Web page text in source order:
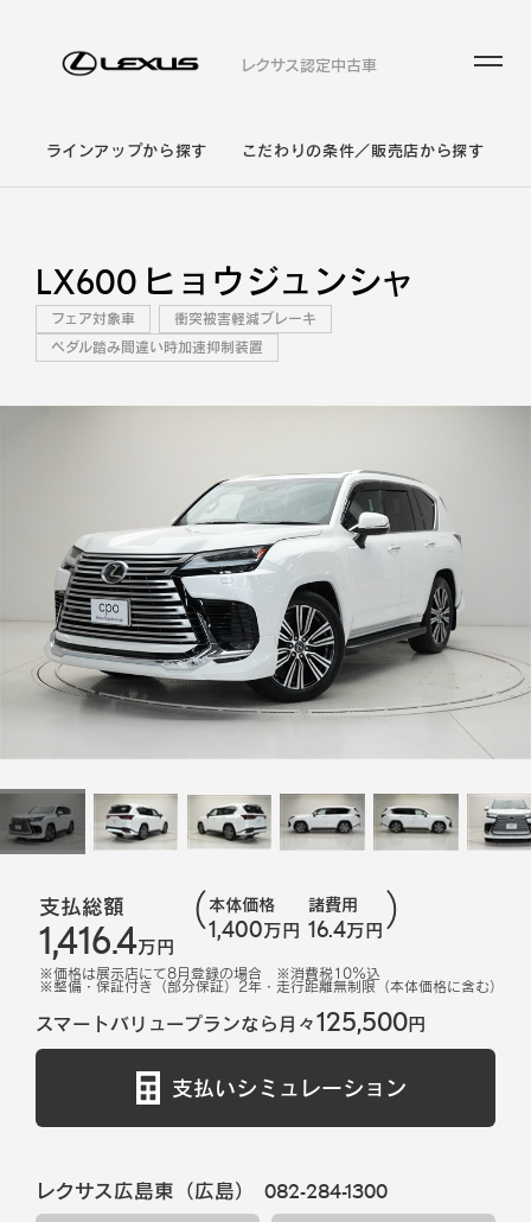
レクサス認定中古車
ラインアップから探す こだわりの条件／販売店から探す
LX600 ヒョウジュンシャ
フェア対象車
衝突被害軽減ブレーキ
ペダル踏み間違い時加速抑制装置
支払総額
1,416.4万円
本体価格
1,400万円
諸費用
16.4万円
※価格は展示店にて8月登録の場合 ※消費税10%込
※整備・保証付き（部分保証）2年・走行距離無制限（本体価格に含む）
スマートバリュープランなら月々125,500円
支払いシミュレーション
レクサス広島東（広島） 082-284-1300